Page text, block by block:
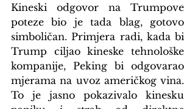
Kineski odgovor na Trumpove
poteze bio je tada blag, gotovo
simboličan. Primjera radi, kada bi
Trump ciljao kineske tehnološke
kompanije, Peking bi odgovarao
mjerama na uvoz američkog vina.
To je jasno pokazivalo kinesku